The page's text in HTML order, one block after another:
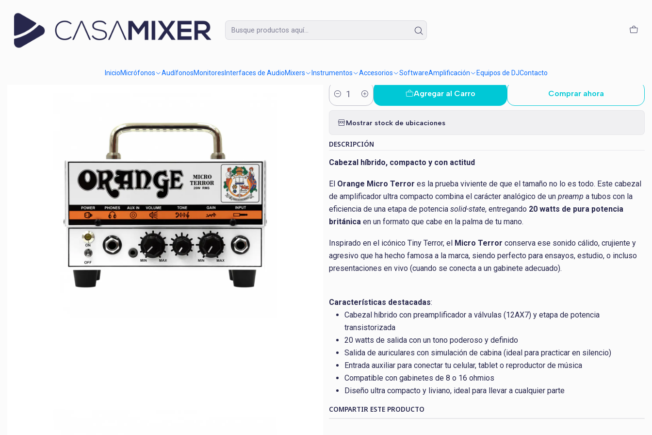
InicioMicrófonos AudífonosMonitores Interfaces de AudioMixers Instrumentos Accesorios SoftwareAmplificación Equipos de DJContacto
Inicio Catálogo
Cabezal Orange Micro Terror
Cantidad
Agregar al Carro Comprar ahora
Mostrar stock de ubicaciones
DESCRIPCIÓN
Cabezal híbrido, compacto y con actitud
El Orange Micro Terror es la prueba viviente de que el tamaño no lo es todo. Este cabezal
de amplificador ultra compacto combina el carácter analógico de un preamp a tubos con la
eficiencia de una etapa de potencia solid-state, entregando 20 watts de pura potencia
británica en un formato que cabe en la palma de tu mano.
Inspirado en el icónico Tiny Terror, el Micro Terror conserva ese sonido cálido, crujiente y
agresivo que ha hecho famosa a la marca, siendo perfecto para ensayos, estudio, o incluso
presentaciones en vivo (cuando se conecta a un gabinete adecuado).
Características destacadas:
Cabezal híbrido con preamplificador a válvulas (12AX7) y etapa de potencia
transistorizada
20 watts de salida con un tono poderoso y definido
Salida de auriculares con simulación de cabina (ideal para practicar en silencio)
Entrada auxiliar para conectar tu celular, tablet o reproductor de música
Compatible con gabinetes de 8 o 16 ohmios
Diseño ultra compacto y liviano, ideal para llevar a cualquier parte
COMPARTIR ESTE PRODUCTO